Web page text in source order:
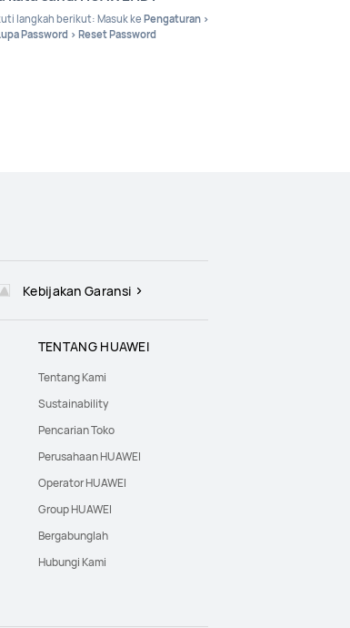
langkah berikut: Masuk ke Pengaturan >
Password > Reset Password
Kebijakan Garansi
TENTANG HUAWEI
Tentang Kami
Sustainability
Pencarian Toko
Perusahaan HUAWEI
Operator HUAWEI
Group HUAWEI
Bergabunglah
Hubungi Kami